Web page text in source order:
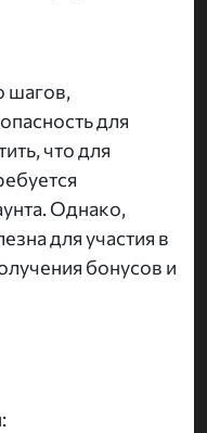
шагов,
для
что для
Однако,
для участия в
бонусов и